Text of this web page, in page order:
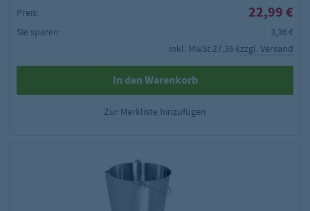
Preis:
22,99 €
Sie sparen:
3,36 €
inkl. MwSt.27,36 €zzgl. Versand
In den Warenkorb
Zur Merkliste hinzufügen